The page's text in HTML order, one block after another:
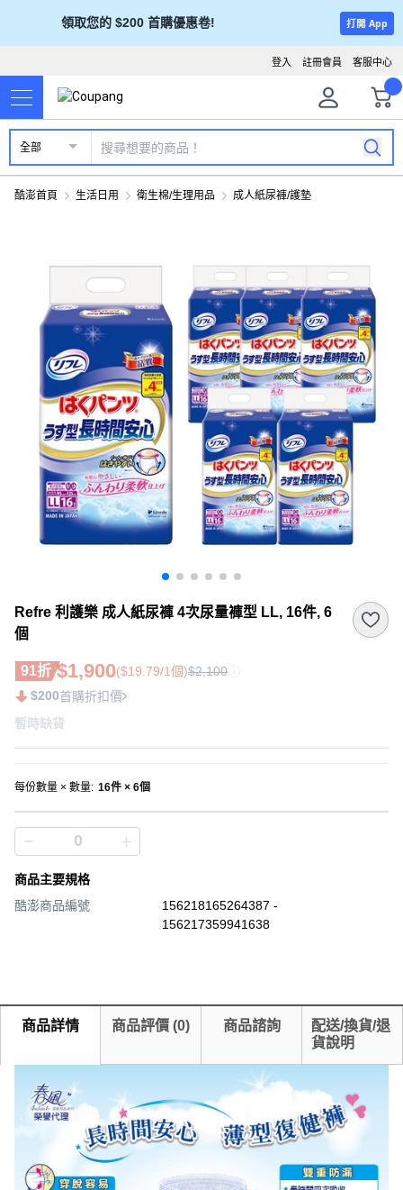
領取您的 $200 首購優惠卷! 打開 App
客服中心
註冊會員
登入
全部
酷澎首頁 生活日用 衛生棉/生理用品 成人紙尿褲/護墊
Refre 利護樂 成人紙尿褲 4次尿量褲型 LL, 16件, 6
個
91折 $1,900($19.79/1個)$2,100
$200首購折扣價
暫時缺貨
每份數量 × 數量: 16件 × 6個
商品主要規格
酷澎商品編號
156218165264387 -
156217359941638
商品詳情 商品評價 (0) 商品諮詢
配送/換貨/退
貨說明